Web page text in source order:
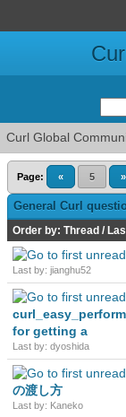
Curl Global
Page: « 5 »
General Curl
Order by: Thread /
Last by: jianghu52
for getting a
Last by: dyoshida
の渡し方
Last by: Kaneko